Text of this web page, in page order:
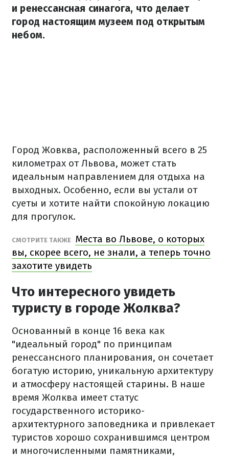
и ренессансная синагога, что делает
город настоящим музеем под открытым
небом.
Город Жовква, расположенный всего в 25
километрах от Львова, может стать
идеальным направлением для отдыха на
выходных. Особенно, если вы устали от
суеты и хотите найти спокойную локацию
для прогулок.
СМОТРИТЕ ТАКЖЕ Места во Львове, о которых
вы, скорее всего, не знали, а теперь точно
захотите увидеть
Что интересного увидеть
туристу в городе Жолква?
Основанный в конце 16 века как
"идеальный город" по принципам
ренессансного планирования, он сочетает
богатую историю, уникальную архитектуру
и атмосферу настоящей старины. В наше
время Жолква имеет статус
государственного историко-
архитектурного заповедника и привлекает
туристов хорошо сохранившимся центром
и многочисленными памятниками,